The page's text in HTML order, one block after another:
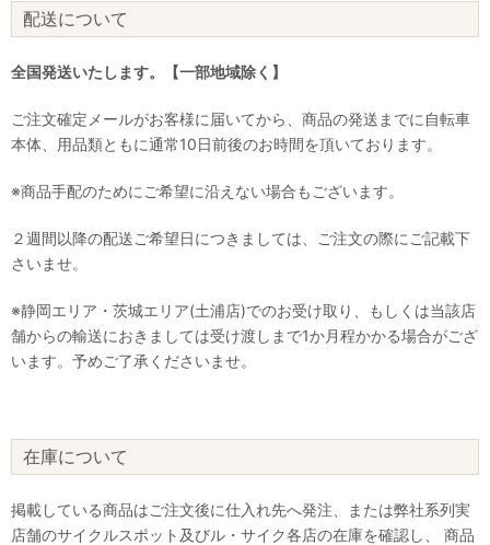
配送について
全国発送いたします。【一部地域除く】
ご注文確定メールがお客様に届いてから、商品の発送までに自転車
本体、用品類ともに通常10日前後のお時間を頂いております。
※商品手配のためにご希望に沿えない場合もございます。
２週間以降の配送ご希望日につきましては、ご注文の際にご記載下
さいませ。
※静岡エリア・茨城エリア(土浦店)でのお受け取り、もしくは当該店
舗からの輸送におきましては受け渡しまで1か月程かかる場合がござ
います。予めご了承くださいませ。
在庫について
掲載している商品はご注文後に仕入れ先へ発注、または弊社系列実
店舗のサイクルスポット及びル・サイク各店の在庫を確認し、 商品